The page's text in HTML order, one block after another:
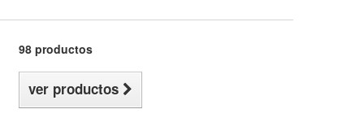
98 productos
ver productos